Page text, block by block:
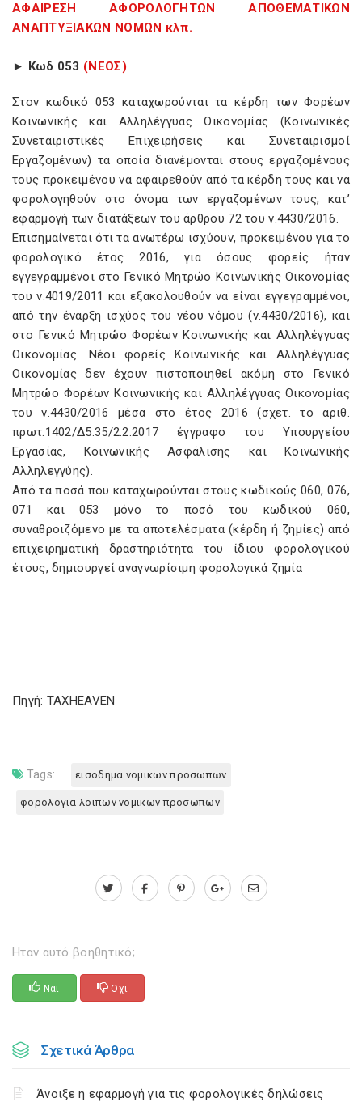
ΑΦΑΙΡΕΣΗ ΑΦΟΡΟΛΟΓΗΤΩΝ ΑΠΟΘΕΜΑΤΙΚΩΝ
ΑΝΑΠΤΥΞΙΑΚΩΝ ΝΟΜΩΝ κλπ.
► Κωδ 053 (ΝΕΟΣ)
Στον κωδικό 053 καταχωρούνται τα κέρδη των Φορέων
Κοινωνικής και Αλληλέγγυας Οικονομίας (Κοινωνικές
Συνεταιριστικές Επιχειρήσεις και Συνεταιρισμοί
Εργαζομένων) τα οποία διανέμονται στους εργαζομένους
τους προκειμένου να αφαιρεθούν από τα κέρδη τους και να
φορολογηθούν στο όνομα των εργαζομένων τους, κατ’
εφαρμογή των διατάξεων του άρθρου 72 του ν.4430/2016.
Επισημαίνεται ότι τα ανωτέρω ισχύουν, προκειμένου για το
φορολογικό έτος 2016, για όσους φορείς ήταν
εγγεγραμμένοι στο Γενικό Μητρώο Κοινωνικής Οικονομίας
του ν.4019/2011 και εξακολουθούν να είναι εγγεγραμμένοι,
από την έναρξη ισχύος του νέου νόμου (ν.4430/2016), και
στο Γενικό Μητρώο Φορέων Κοινωνικής και Αλληλέγγυας
Οικονομίας. Νέοι φορείς Κοινωνικής και Αλληλέγγυας
Οικονομίας δεν έχουν πιστοποιηθεί ακόμη στο Γενικό
Μητρώο Φορέων Κοινωνικής και Αλληλέγγυας Οικονομίας
του ν.4430/2016 μέσα στο έτος 2016 (σχετ. το αριθ.
πρωτ.1402/Δ5.35/2.2.2017 έγγραφο του Υπουργείου
Εργασίας, Κοινωνικής Ασφάλισης και Κοινωνικής
Αλληλεγγύης).
Από τα ποσά που καταχωρούνται στους κωδικούς 060, 076,
071 και 053 μόνο το ποσό του κωδικού 060,
συναθροιζόμενο με τα αποτελέσματα (κέρδη ή ζημίες) από
επιχειρηματική δραστηριότητα του ίδιου φορολογικού
έτους, δημιουργεί αναγνωρίσιμη φορολογικά ζημία
Πηγή: TAXHEAVEN
Tags: εισοδημα νομικων προσωπων
φορολογια λοιπων νομικων προσωπων
Ηταν αυτό βοηθητικό;
Ναι Οχι
Σχετικά Άρθρα
Άνοιξε η εφαρμογή για τις φορολογικές δηλώσεις